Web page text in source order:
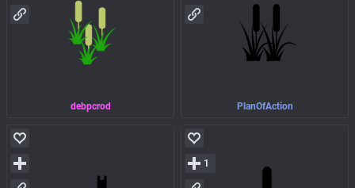
debpcrod PlanOfAction
1